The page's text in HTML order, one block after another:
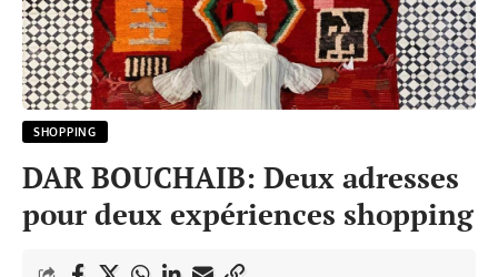
SHOPPING
DAR BOUCHAIB: Deux adresses
pour deux expériences shopping